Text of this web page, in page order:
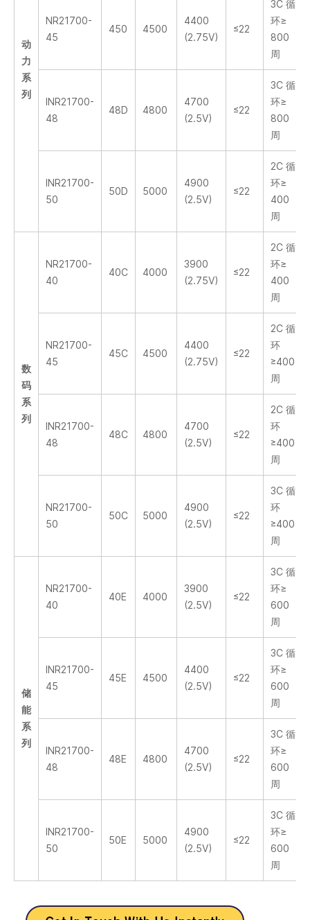
动
力
系
列
NR21700-
45
450 4500
4400
(2.75V)
≤22
3C 循
环≥
800
周
INR21700-
48
48D 4800
4700
(2.5V)
≤22
3C 循
环≥
800
周
INR21700-
50
50D 5000
4900
(2.5V)
≤22
2C 循
环≥
400
周
数
码
系
列
NR21700-
40
40C 4000
3900
(2.75V)
≤22
2C 循
环≥
400
周
NR21700-
45
45C 4500
4400
(2.75V)
≤22
2C 循
环
≥400
周
INR21700-
48
48C 4800
4700
(2.5V)
≤22
2C 循
环
≥400
周
NR21700-
50
50C 5000
4900
(2.5V)
≤22
3C 循
环
≥400
周
储
能
系
列
NR21700-
40
40E 4000
3900
(2.5V)
≤22
3C 循
环≥
600
周
INR21700-
45
45E 4500
4400
(2.5V)
≤22
3C 循
环≥
600
周
INR21700-
48
48E 4800
4700
(2.5V)
≤22
3C 循
环≥
600
周
INR21700-
50
50E 5000
4900
(2.5V)
≤22
3C 循
环≥
600
周